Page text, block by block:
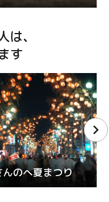
、
す
んのへ夏まつり